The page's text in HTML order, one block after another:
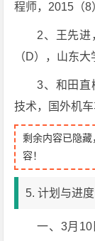
程师，2015（8
2、王先进
（D），山东
3、和田直
技术，国外机
剩余内容已隐
容！
5. 计划与进
一、3月10